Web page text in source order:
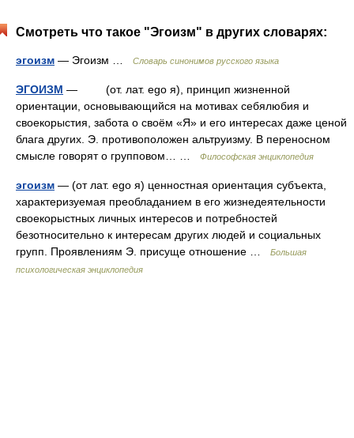
Смотреть что такое "Эгоизм" в других словарях:
эгоизм — Эгоизм … Словарь синонимов русского языка
ЭГОИЗМ — (от. лат. ego я), принцип жизненной
ориентации, основывающийся на мотивах себялюбия и
своекорыстия, забота о своём «Я» и его интересах даже ценой
блага других. Э. противоположен альтруизму. В переносном
смысле говорят о групповом… …
Философская энциклопедия
эгоизм — (от лат. ego я) ценностная ориентация субъекта,
характеризуемая преобладанием в его жизнедеятельности
своекорыстных личных интересов и потребностей
безотносительно к интересам других людей и социальных
групп. Проявлениям Э. присуще отношение …
Большая
психологическая энциклопедия